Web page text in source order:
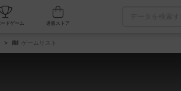
ェ/店舗 人気ボードゲーム
ゲームリスト